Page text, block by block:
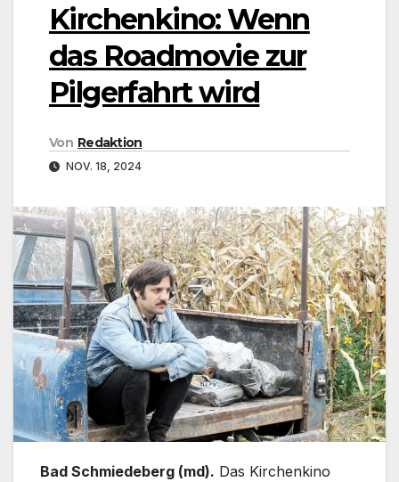
Kirchenkino: Wenn
das Roadmovie zur
Pilgerfahrt wird
Von Redaktion
NOV. 18, 2024
Bad Schmiedeberg (md). Das Kirchenkino